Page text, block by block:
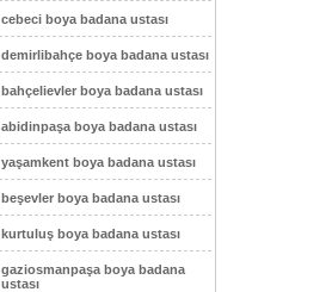
cebeci boya badana ustası
demirlibahçe boya badana ustası
bahçelievler boya badana ustası
abidinpaşa boya badana ustası
yaşamkent boya badana ustası
beşevler boya badana ustası
kurtuluş boya badana ustası
gaziosmanpaşa boya badana
ustası